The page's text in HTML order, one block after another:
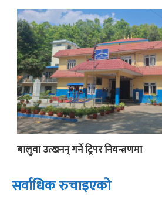
बालुवा उत्खनन् गर्ने ट्रिपर नियन्त्रणमा
सर्वाधिक रुचाइएको